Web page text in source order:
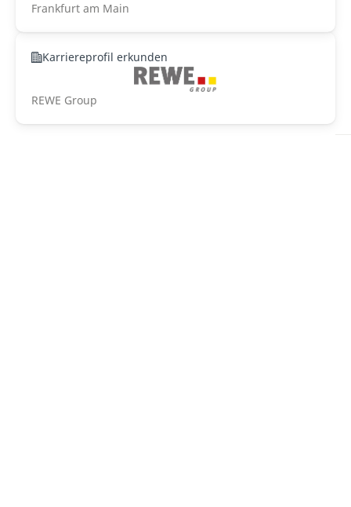
Frankfurt am Main
Karriereprofil erkunden
REWE Group